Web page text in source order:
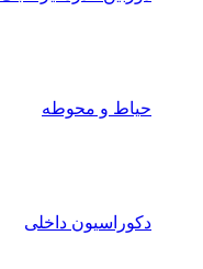
حیاط و محوطه
دکوراسیون داخلی